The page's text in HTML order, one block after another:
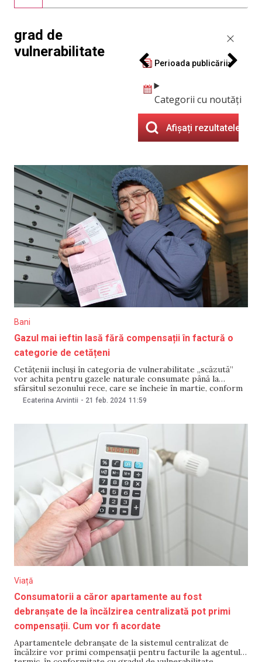
grad de
vulnerabilitate
Perioada publicării
Categorii cu noutăți
Afișați rezultatele
Bani
Gazul mai ieftin lasă fără compensații în factură o
categorie de cetățeni
Cetățenii incluși în categoria de vulnerabilitate „scăzută”
vor achita pentru gazele naturale consumate până la
sfârșitul sezonului rece, care se încheie în martie, conform
prețului reglementat de ANRE – 14,47 lei/m3. Respectiv,
Ecaterina Arvintii - 21 feb. 2024 11:59
Viață
Consumatorii a căror apartamente au fost
debranșate de la încălzirea centralizată pot primi
compensații. Cum vor fi acordate
Apartamentele debranșate de la sistemul centralizat de
încălzire vor primi compensații pentru facturile la agentul